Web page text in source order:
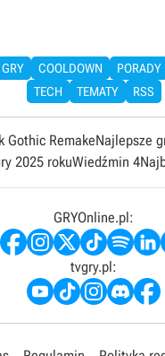
GRY COOLDOWN PORADY
TECH
TEMATY RSS
Gothic RemakeNajlepsze
2025 rokuWiedźmin 4
GRYOnline.pl:
tvgry.pl: